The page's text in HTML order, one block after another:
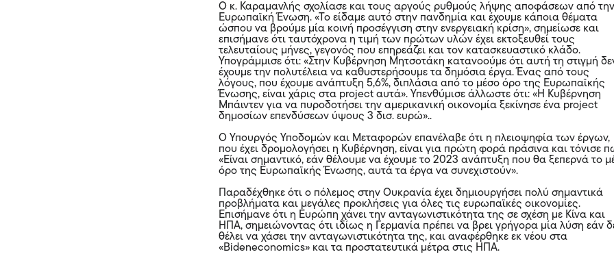
Ο κ. Καραμανλής σχολίασε και τους αργούς ρυθμούς λήψης αποφάσεων από την
Ευρωπαϊκή Ένωση. «Το είδαμε αυτό στην πανδημία και έχουμε κάποια θέματα
ώσπου να βρούμε μία κοινή προσέγγιση στην ενεργειακή κρίση», σημείωσε και
επισήμανε ότι ταυτόχρονα η τιμή των πρώτων υλών έχει εκτοξευθεί τους
τελευταίους μήνες, γεγονός που επηρεάζει και τον κατασκευαστικό κλάδο.
Υπογράμμισε ότι: «Στην Κυβέρνηση Μητσοτάκη κατανοούμε ότι αυτή τη στιγμή
έχουμε την πολυτέλεια να καθυστερήσουμε τα δημόσια έργα. Ένας από τους
λόγους, που έχουμε ανάπτυξη 5,6%, διπλάσια από το μέσο όρο της Ευρωπαϊκής
Ένωσης, είναι χάρις στα project αυτά». Υπενθύμισε άλλωστε ότι: «Η Κυβέρνηση
Μπάιντεν για να πυροδοτήσει την αμερικανική οικονομία ξεκίνησε ένα project
δημοσίων επενδύσεων ύψους 3 δισ. ευρώ»..
Ο Υπουργός Υποδομών και Μεταφορών επανέλαβε ότι η πλειοψηφία των έργων,
που έχει δρομολογήσει η Κυβέρνηση, είναι για πρώτη φορά πράσινα και τόνισε
«Είναι σημαντικό, εάν θέλουμε να έχουμε το 2023 ανάπτυξη που θα ξεπερνά το
όρο της Ευρωπαϊκής Ένωσης, αυτά τα έργα να συνεχιστούν».
Παραδέχθηκε ότι ο πόλεμος στην Ουκρανία έχει δημιουργήσει πολύ σημαντικά
προβλήματα και μεγάλες προκλήσεις για όλες τις ευρωπαϊκές οικονομίες.
Επισήμανε ότι η Ευρώπη χάνει την ανταγωνιστικότητα της σε σχέση με Κίνα και
ΗΠΑ, σημειώνοντας ότι ιδίως η Γερμανία πρέπει να βρει γρήγορα μία λύση εάν
θέλει να χάσει την ανταγωνιστικότητα της, και αναφέρθηκε εκ νέου στα
«Bideneconomics» και τα προστατευτικά μέτρα στις ΗΠΑ.